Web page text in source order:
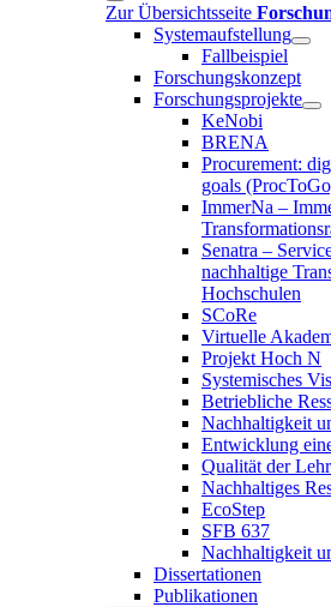
Zur Übersichtsseite
Systemaufstellung
Fallbeispiel
Forschungskonzept
Forschungsprojekte
KeNobi
BRENA
Procurement:
goals
ImmerNa –
Senatra –
nachhaltige
Hochschulen
SCoRe
Virtuelle
Projekt Hoch N
Systemisches
Betriebliche
Nachhaltigkeit
Entwicklung
Qualität der
Nachhaltiges
EcoStep
SFB 637
Nachhaltigkeit
Dissertationen
Publikationen